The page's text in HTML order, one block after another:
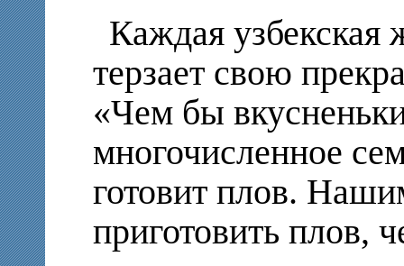
Каждая узбекская
терзает свою
«Чем бы
многочисленное
готовит плов.
приготовить плов,